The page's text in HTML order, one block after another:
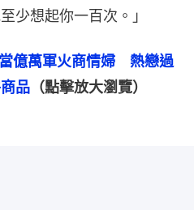
少想起你一百次。」
億萬軍火商情婦　熱戀過
品 （點擊放大瀏覽）